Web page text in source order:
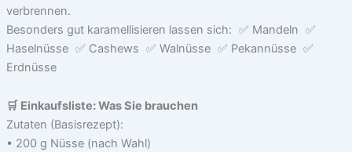
verbrennen.
Besonders gut karamellisieren lassen sich: ✅ Mandeln ✅
Haselnüsse ✅ Cashews ✅ Walnüsse ✅ Pekannüsse ✅
Erdnüsse
🛒 Einkaufsliste: Was Sie brauchen
Zutaten (Basisrezept):
• 200 g Nüsse (nach Wahl)